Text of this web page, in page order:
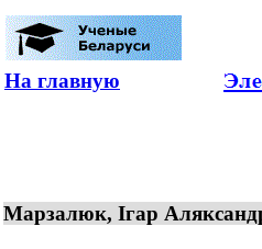
На главную
Марзалюк, Ігар